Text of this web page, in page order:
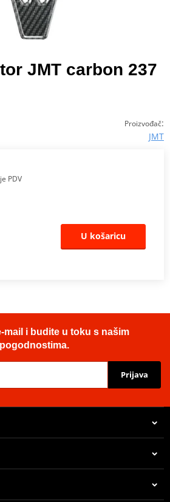
JMT carbon 237
Proizvođač:
JMT
PDV
U košaricu
mail i budite u toku s našim
pogodnostima.
Prijava